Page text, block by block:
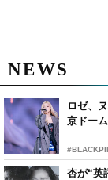
NEWS
ロゼ、
京ドー
杏が“英